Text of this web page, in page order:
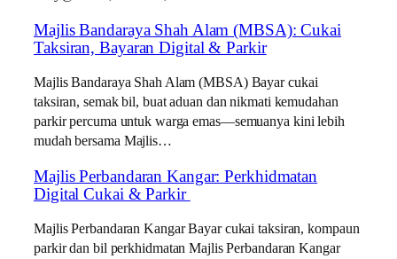
Majlis Bandaraya Shah Alam (MBSA): Cukai
Taksiran, Bayaran Digital & Parkir
Majlis Bandaraya Shah Alam (MBSA) Bayar cukai
taksiran, semak bil, buat aduan dan nikmati kemudahan
parkir percuma untuk warga emas—semuanya kini lebih
mudah bersama Majlis…
Majlis Perbandaran Kangar: Perkhidmatan
Digital Cukai & Parkir
Majlis Perbandaran Kangar Bayar cukai taksiran, kompaun
parkir dan bil perkhidmatan Majlis Perbandaran Kangar